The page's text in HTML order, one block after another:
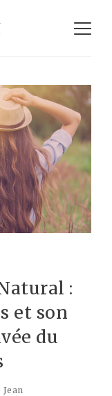
:
et son
du
Jean